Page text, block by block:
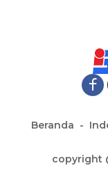
Beranda
copyright